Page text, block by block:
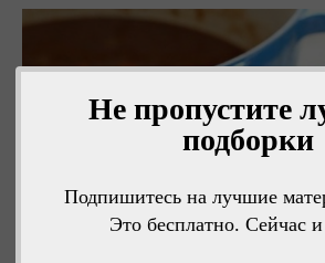
Не пропустите
подборки
Подпишитесь на лучшие
Это бесплатно. Сейчас и